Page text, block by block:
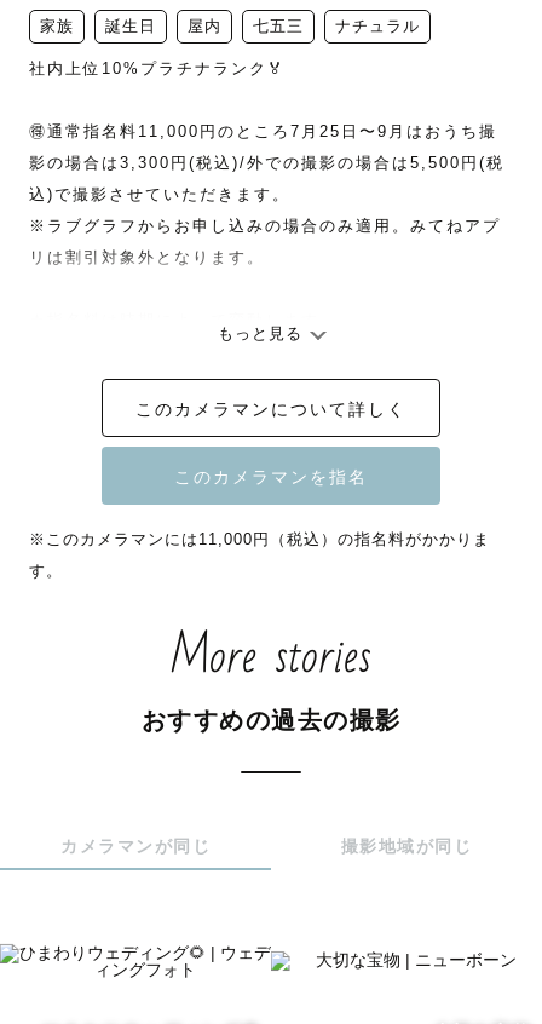
家族 誕生日 屋内 七五三 ナチュラル
社内上位10%プラチナランク🏅
🉐通常指名料11,000円のところ7月25日〜9月はおうち撮
影の場合は3,300円(税込)/外での撮影の場合は5,500円(税
込)で撮影させていただきます。
※ラブグラフからお申し込みの場合のみ適用。みてねアプ
リは割引対象外となります。
てねからの割引は不可となります。
★リピーター様は指名料を割引させていただきます(条件あ
別途お問い合わせください。
思いやりで心つなぐ癒し系カメラマン🍀
❉ 好奇心旺盛、プリンが大好き🍮
❉ 自然体を撮るけど自分が撮られる時は固まりがち💦
いで撮っています📸
産着を着る際はお手伝い出来ますのでご安心ください◎
和傘（赤色・青色）雨天、強風、故障の場合を除き、貸出
可能です◎
もっと見る
このカメラマンについて詳しく
※このカメラマンには11,000円（税込）の指名料がかかりま
す。
More stories
おすすめの過去の撮影
カメラマンが同じ 撮影地域が同じ